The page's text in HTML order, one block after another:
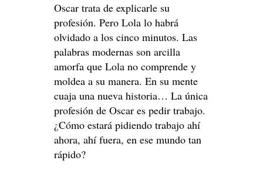
Oscar trata de explicarle su
profesión. Pero Lola lo habrá
olvidado a los cinco minutos. Las
palabras modernas son arcilla
amorfa que Lola no comprende y
moldea a su manera. En su mente
cuaja una nueva historia… La única
profesión de Oscar es pedir trabajo.
¿Cómo estará pidiendo trabajo ahí
ahora, ahí fuera, en ese mundo tan
rápido?